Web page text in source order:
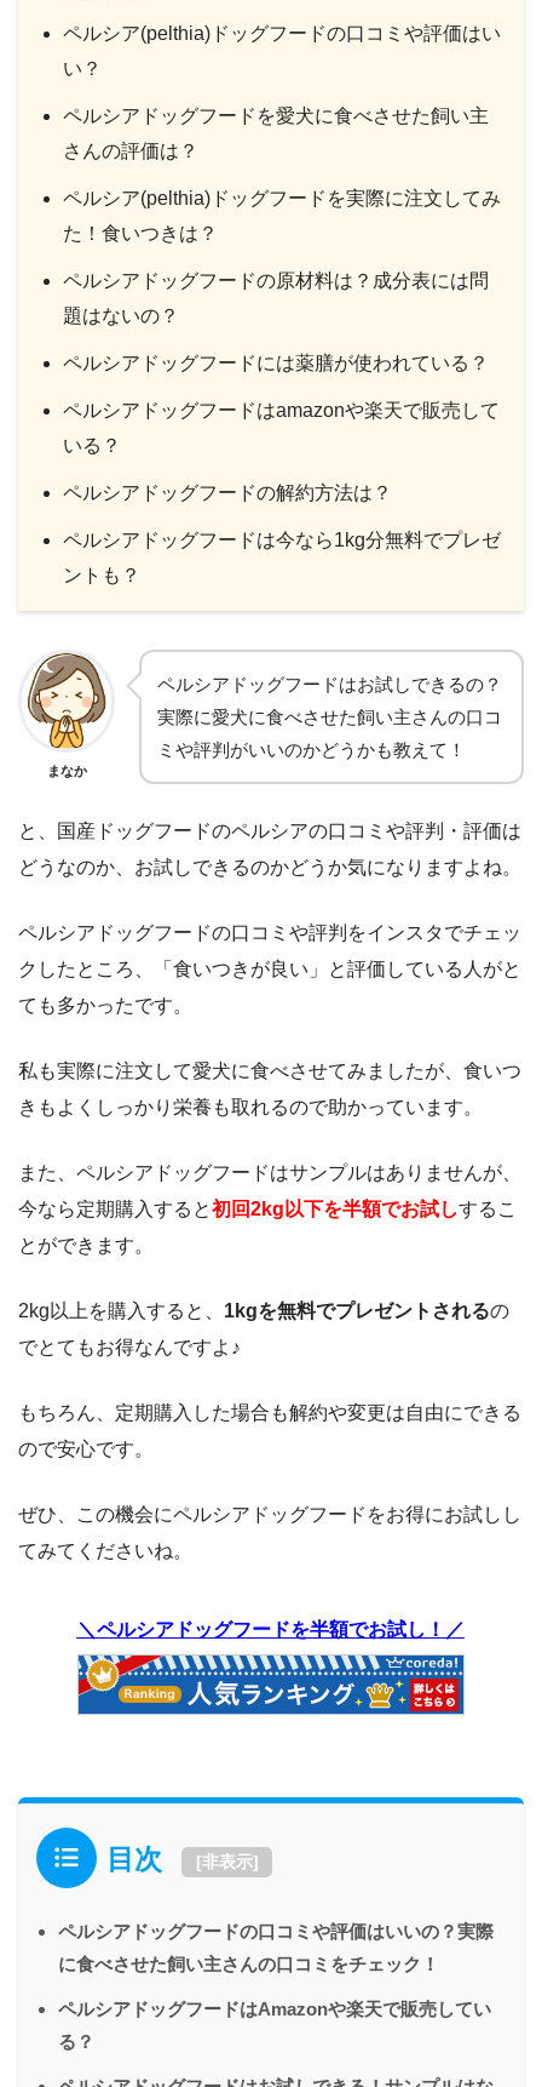
ペルシア(pelthia)ドッグフードの口コミや評価はい
い？
ペルシアドッグフードを愛犬に食べさせた飼い主
さんの評価は？
ペルシア(pelthia)ドッグフードを実際に注文してみ
た！食いつきは？
ペルシアドッグフードの原材料は？成分表には問
題はないの？
ペルシアドッグフードには薬膳が使われている？
ペルシアドッグフードはamazonや楽天で販売して
いる？
ペルシアドッグフードの解約方法は？
ペルシアドッグフードは今なら1kg分無料でプレゼ
ントも？
まなか
ペルシアドッグフードはお試しできるの？
実際に愛犬に食べさせた飼い主さんの口コ
ミや評判がいいのかどうかも教えて！
と、国産ドッグフードのペルシアの口コミや評判・評価は
どうなのか、お試しできるのかどうか気になりますよね。
ペルシアドッグフードの口コミや評判をインスタでチェッ
クしたところ、「食いつきが良い」と評価している人がと
ても多かったです。
私も実際に注文して愛犬に食べさせてみましたが、食いつ
きもよくしっかり栄養も取れるので助かっています。
また、ペルシアドッグフードはサンプルはありませんが、
今なら定期購入すると初回2kg以下を半額でお試しするこ
とができます。
2kg以上を購入すると、 1kgを無料でプレゼントされるの
でとてもお得なんですよ♪
もちろん、定期購入した場合も解約や変更は自由にできる
ので安心です。
ぜひ、この機会にペルシアドッグフードをお得にお試しし
てみてくださいね。
＼ペルシアドッグフードを半額でお試し！／
目次 [非表示]
ペルシアドッグフードの口コミや評価はいいの？実際
に食べさせた飼い主さんの口コミをチェック！
ペルシアドッグフードはAmazonや楽天で販売してい
る？